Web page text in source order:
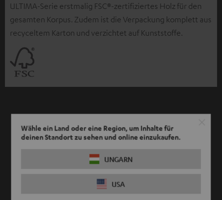
Wähle ein Land oder eine Region, um Inhalte für
deinen Standort zu sehen und online einzukaufen.
UNGARN
USA
ULTIMA-Serie erstmalig FSC®-zertifiziertes Holz für den
gesamten Korpus. Zudem ist die Verpackung komplett aus
recyceltem Karton und verzichtet auf Kunststoffe.
Sieh dir die ULTIMA von allen Seiten an.